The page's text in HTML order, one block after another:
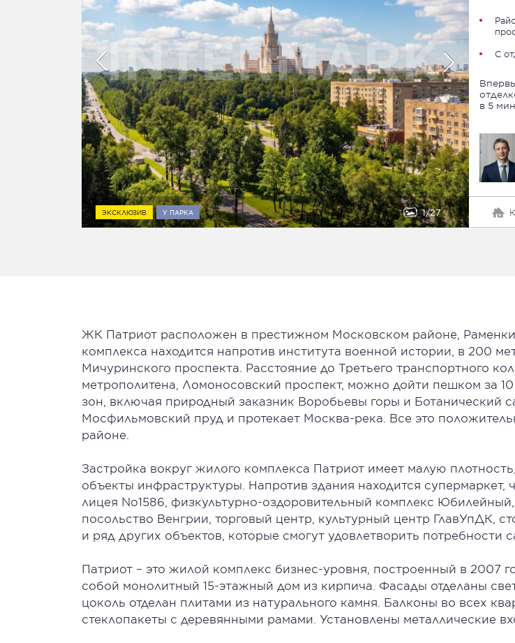
ЭКСКЛЮЗИВ У ПАРКА 1 27
С
в 5
ЖК Патриот расположен в престижном Московском районе,
комплекса находится напротив института военной истории, в 200
Мичуринского проспекта. Расстояние до Третьего транспортного
метрополитена, Ломоносовский проспект, можно дойти пешком за
зон, включая природный заказник Воробьевы горы и Ботанический
Мосфильмовский пруд и протекает Москва-река. Все это
районе.
Застройка вокруг жилого комплекса Патриот имеет малую
объекты инфраструктуры. Напротив здания находится
лицея No1586, физкультурно-оздоровительный комплекс
посольство Венгрии, торговый центр, культурный центр ГлавУпДК,
и ряд других объектов, которые смогут удовлетворить потребности
Патриот – это жилой комплекс бизнес-уровня, построенный в 2007
собой монолитный 15-этажный дом из кирпича. Фасады отделаны
цоколь отделан плитами из натурального камня. Балконы во всех
стеклопакеты с деревянными рамами. Установлены металлические